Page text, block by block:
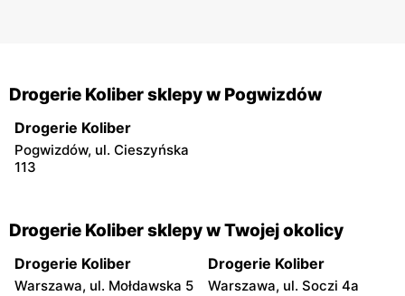
Drogerie Koliber sklepy w Pogwizdów
Drogerie Koliber
Pogwizdów, ul. Cieszyńska
113
Drogerie Koliber sklepy w Twojej okolicy
Drogerie Koliber
Warszawa, ul. Mołdawska 5
Drogerie Koliber
Warszawa, ul. Soczi 4a